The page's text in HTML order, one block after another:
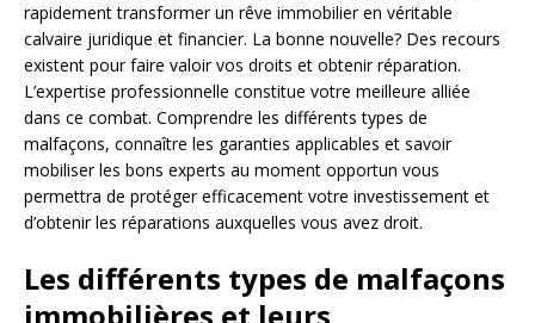
rapidement transformer un rêve immobilier en véritable
calvaire juridique et financier. La bonne nouvelle? Des recours
existent pour faire valoir vos droits et obtenir réparation.
L’expertise professionnelle constitue votre meilleure alliée
dans ce combat. Comprendre les différents types de
malfaçons, connaître les garanties applicables et savoir
mobiliser les bons experts au moment opportun vous
permettra de protéger efficacement votre investissement et
d’obtenir les réparations auxquelles vous avez droit.
Les différents types de malfaçons